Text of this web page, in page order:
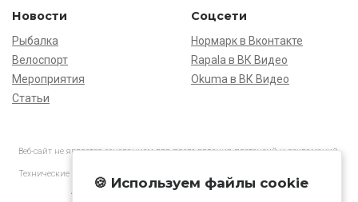
Новости
Рыбалка
Велоспорт
Мероприятия
Статьи
Соцсети
Нормарк в Вконтакте
Rapala в ВК Видео
Okuma в ВК Видео
Веб-сайт не является основанием для предъявления претензий и рекламаций,
Технические характеристики товаров могут отличаться от указанных на сайте.
АО «Нормарк» ИНН 7728172512 ОГРН 1037739603505
🍪 Используем файлы cookie